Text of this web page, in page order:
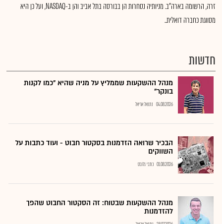
זרה, הרשומה בארה"ב. מניותיה נסחרות הן בבורסה בתל אביב והן ב-NASDAQ, ועל כן היא
מסווגת כחברה דואלית..
חדשות
מנהל ההשקעות שממליץ על מניה שהיא "כמו לקנות
בונקר"
04.08.2026 נתנאל אריאל
הבכיר שרואה הזדמנות בסקטור חבוט - ועוד כתבות על
השווקים
01.08.2026 כתבי גלובס
מנהל ההשקעות שבטוח: זה הסקטור החבוט שהפך
להזדמנות